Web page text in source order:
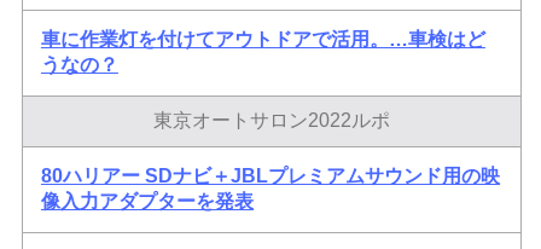
車に作業灯を付けてアウトドアで活用。…車検はど
うなの？
東京オートサロン2022ルポ
80ハリアー SDナビ＋JBLプレミアムサウンド用の映
像入力アダプターを発表